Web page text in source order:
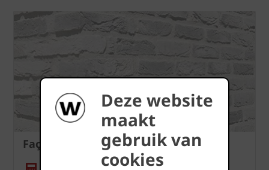
Deze website
maakt
gebruik van
cookies
Façade